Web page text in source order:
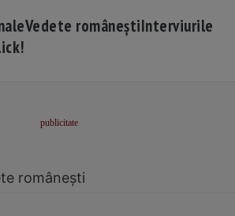
Vedete româneștiInterviurile
românești